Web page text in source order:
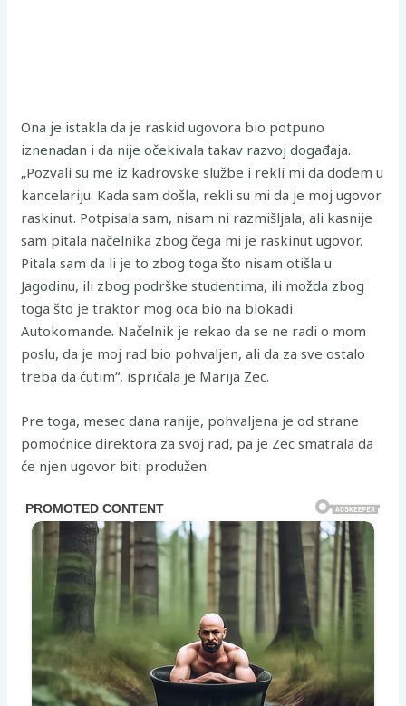
Ona je istakla da je raskid ugovora bio potpuno
iznenadan i da nije očekivala takav razvoj događaja.
„Pozvali su me iz kadrovske službe i rekli mi da dođem u
kancelariju. Kada sam došla, rekli su mi da je moj ugovor
raskinut. Potpisala sam, nisam ni razmišljala, ali kasnije
sam pitala načelnika zbog čega mi je raskinut ugovor.
Pitala sam da li je to zbog toga što nisam otišla u
Jagodinu, ili zbog podrške studentima, ili možda zbog
toga što je traktor mog oca bio na blokadi
Autokomande. Načelnik je rekao da se ne radi o mom
poslu, da je moj rad bio pohvaljen, ali da za sve ostalo
treba da ćutim“, ispričala je Marija Zec.
Pre toga, mesec dana ranije, pohvaljena je od strane
pomoćnice direktora za svoj rad, pa je Zec smatrala da
će njen ugovor biti produžen.